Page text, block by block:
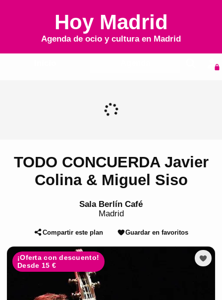
Hoy Madrid
Agenda de ocio y cultura en Madrid
TODO CONCUERDA Javier
Colina & Miguel Siso
Sala Berlín Café
Madrid
Compartir este plan Guardar en favoritos
¡Oferta con descuento!
Desde 15 €